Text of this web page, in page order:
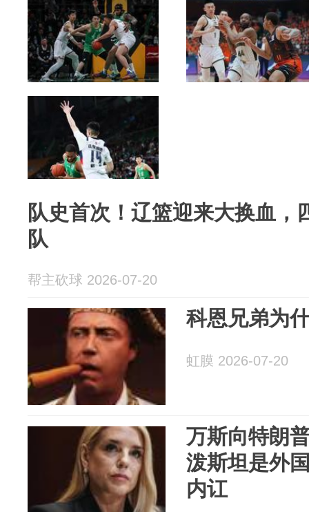
队史首次！辽篮迎来大换血，
队
帮主砍球 2026-07-20
科恩兄弟为
虹膜 2026-07-20
万斯向特朗
泼斯坦是外
内讧